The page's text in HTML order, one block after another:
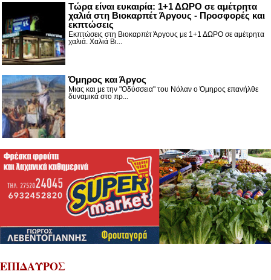
Τώρα είναι ευκαιρία: 1+1 ΔΩΡΟ σε αμέτρητα
χαλιά στη Βιοκαρπέτ Άργους - Προσφορές και
εκπτώσεις
Εκπτώσεις στη Βιοκαρπέτ Άργους με 1+1 ΔΩΡΟ σε αμέτρητα
χαλιά. Χαλιά Βι...
Όμηρος και Άργος
Μιας και με την "Οδύσσεια" του Νόλαν ο Όμηρος επανήλθε
δυναμικά στο πρ...
ΕΠΙΔΑΥΡΟΣ